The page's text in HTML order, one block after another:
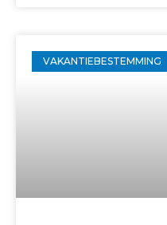
VAKANTIEBESTEMMING